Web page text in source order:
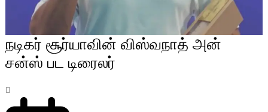
நடிகர் சூர்யாவின் விஸ்வநாத் அன்
சன்ஸ் பட டிரைலர்